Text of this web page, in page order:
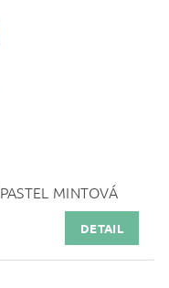
MINTOVÁ
DETAIL